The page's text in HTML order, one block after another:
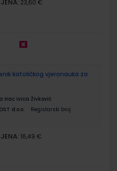
23,60 €
katoličkog vjeronauka za
Hac Ivica Živković
d.o.o.
Registarski broj
16,49 €